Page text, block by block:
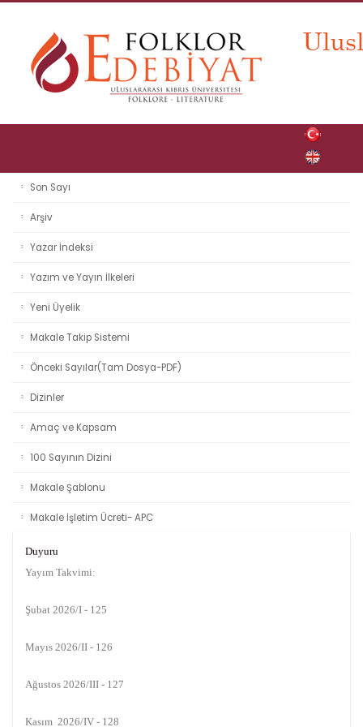
Son Sayı
Arşiv
Yazar İndeksi
Yazım ve Yayın İlkeleri
Yeni Üyelik
Makale Takip Sistemi
Önceki Sayılar(Tam Dosya-PDF)
Dizinler
Amaç ve Kapsam
100 Sayının Dizini
Makale Şablonu
Makale İşletim Ücreti- APC
Yayım Takvimi: